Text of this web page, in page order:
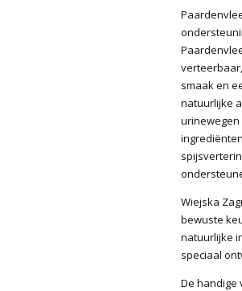
smaak en
natuurlijke
urinewegen
Wiejska
bewuste
natuurlijke
speciaal
De handige